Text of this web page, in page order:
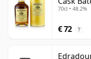
70cl • 48.2%
€ 72 ?